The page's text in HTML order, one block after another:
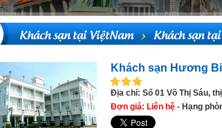
Khách sạn tại ViệtNam Khách sạn
Khách sạn Hương
Địa chỉ: Số 01 Võ Thị Sáu,
Đơn giá: Liên hệ - Hạng